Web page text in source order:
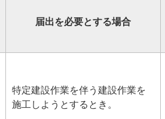
届出を必要とする場合
特定建設作業を伴う建設作業を
施工しようとするとき。